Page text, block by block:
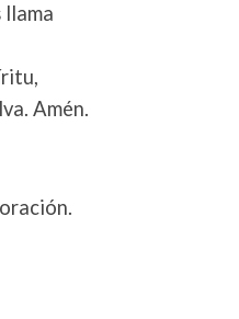
llama
Amén.